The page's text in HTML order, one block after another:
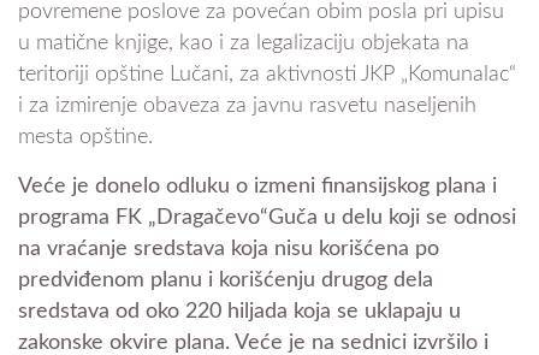
povremene poslove za povećan obim posla pri upisu
u matične knjige, kao i za legalizaciju objekata na
teritoriji opštine Lučani, za aktivnosti JKP „Komunalac“
i za izmirenje obaveza za javnu rasvetu naseljenih
mesta opštine.
Veće je donelo odluku o izmeni finansijskog plana i
programa FK „Dragačevo“Guča u delu koji se odnosi
na vraćanje sredstava koja nisu korišćena po
predviđenom planu i korišćenju drugog dela
sredstava od oko 220 hiljada koja se uklapaju u
zakonske okvire plana. Veće je na sednici izvršilo i